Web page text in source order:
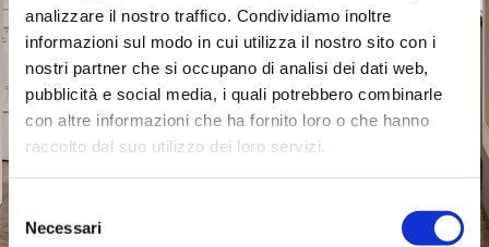
analizzare il nostro traffico. Condividiamo inoltre
informazioni sul modo in cui utilizza il nostro sito con i
nostri partner che si occupano di analisi dei dati web,
pubblicità e social media, i quali potrebbero combinarle
con altre informazioni che ha fornito loro o che hanno
raccolto dal suo utilizzo dei loro servizi.
delNecessari